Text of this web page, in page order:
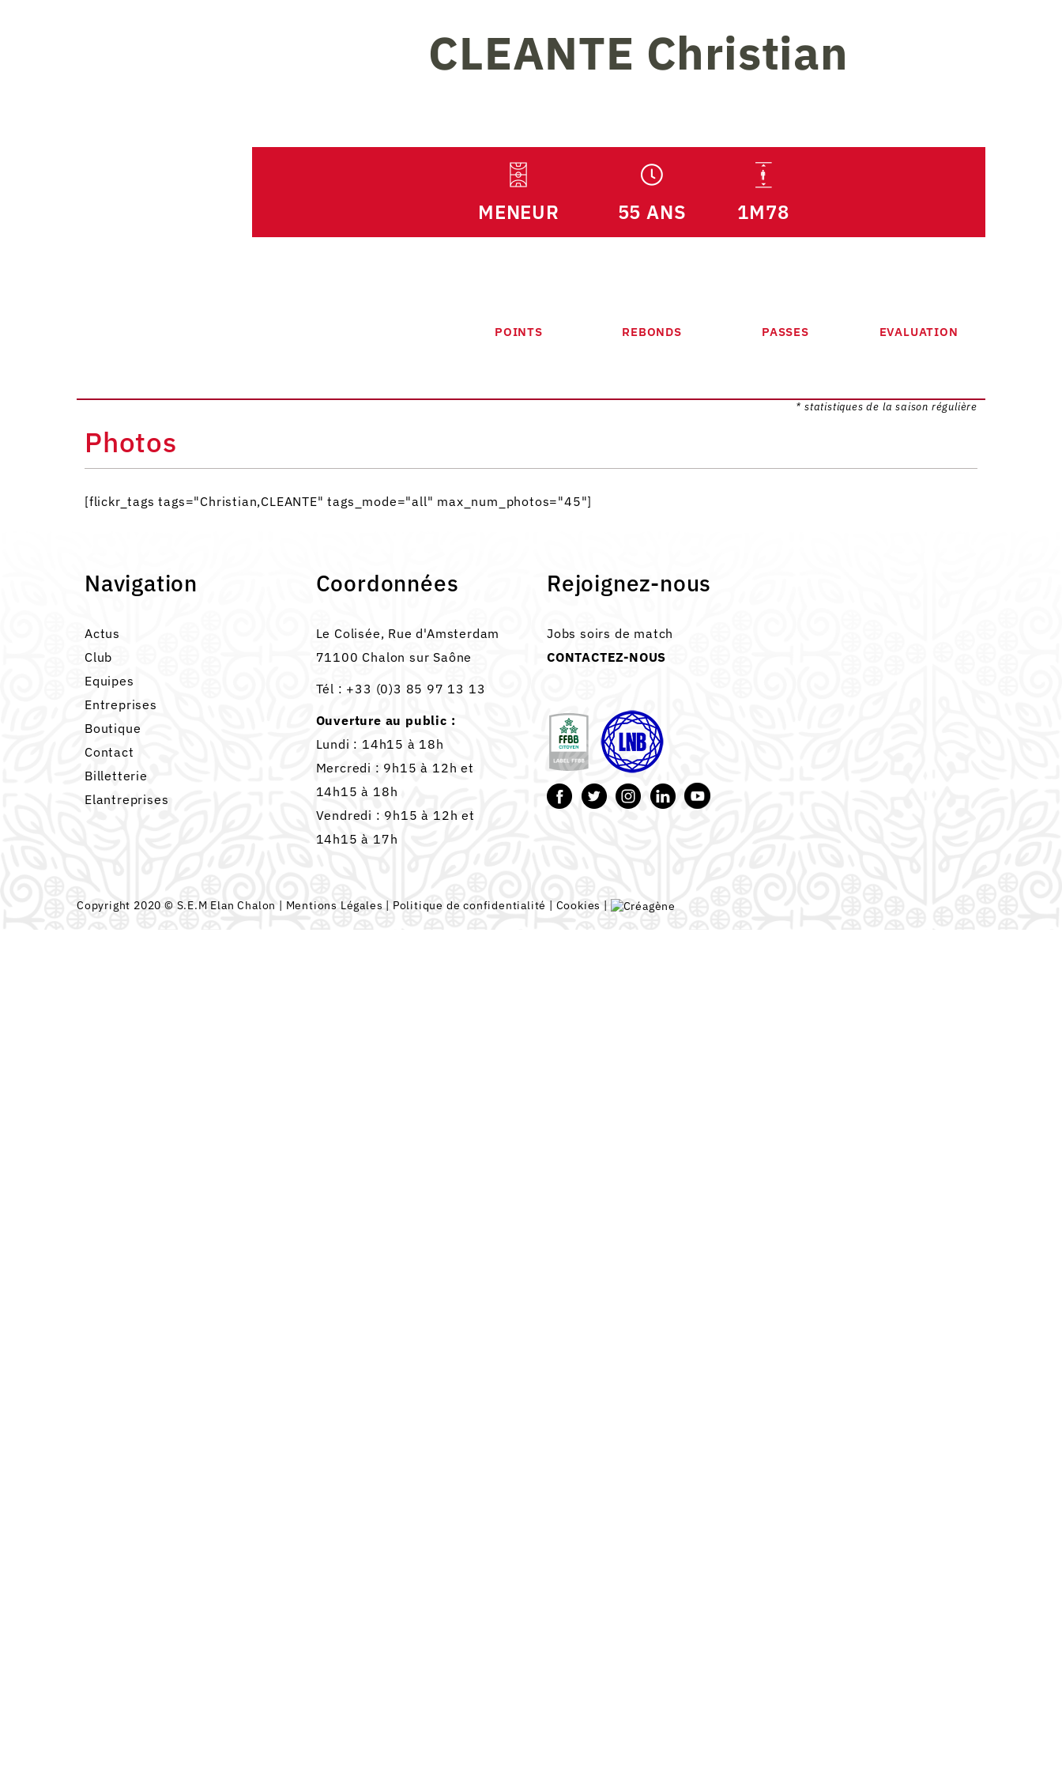
CLEANTE Christian
MENEUR 55 ANS 1M78
POINTS REBONDS PASSES EVALUATION
* statistiques de la saison régulière
Photos
[flickr_tags tags="Christian,CLEANTE" tags_mode="all" max_num_photos="45"]
Navigation
Actus
Club
Equipes
Entreprises
Boutique
Contact
Billetterie
Elantreprises
Coordonnées
Le Colisée, Rue d'Amsterdam
71100 Chalon sur Saône
Tél : +33 (0)3 85 97 13 13
Ouverture au public :
Lundi : 14h15 à 18h
Mercredi : 9h15 à 12h et
14h15 à 18h
Vendredi : 9h15 à 12h et
14h15 à 17h
Rejoignez-nous
Jobs soirs de match
CONTACTEZ-NOUS
Copyright 2020 © S.E.M Elan Chalon | Mentions Légales | Politique de confidentialité | Cookies |